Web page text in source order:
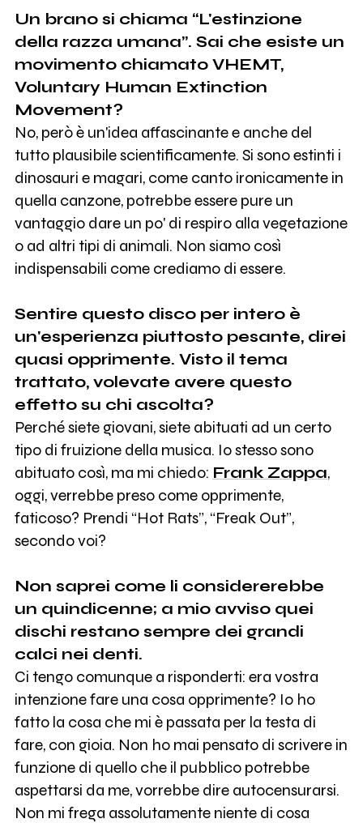
Un brano si chiama “L'estinzione
della razza umana”. Sai che esiste un
movimento chiamato VHEMT,
Voluntary Human Extinction
Movement?
No, però è un'idea affascinante e anche del
tutto plausibile scientificamente. Si sono estinti i
dinosauri e magari, come canto ironicamente in
quella canzone, potrebbe essere pure un
vantaggio dare un po' di respiro alla vegetazione
o ad altri tipi di animali. Non siamo così
indispensabili come crediamo di essere.
Sentire questo disco per intero è
un'esperienza piuttosto pesante, direi
quasi opprimente. Visto il tema
trattato, volevate avere questo
effetto su chi ascolta?
Perché siete giovani, siete abituati ad un certo
tipo di fruizione della musica. Io stesso sono
abituato così, ma mi chiedo: Frank Zappa,
oggi, verrebbe preso come opprimente,
faticoso? Prendi “Hot Rats”, “Freak Out”,
secondo voi?
Non saprei come li considererebbe
un quindicenne; a mio avviso quei
dischi restano sempre dei grandi
calci nei denti.
Ci tengo comunque a risponderti: era vostra
intenzione fare una cosa opprimente? Io ho
fatto la cosa che mi è passata per la testa di
fare, con gioia. Non ho mai pensato di scrivere in
funzione di quello che il pubblico potrebbe
aspettarsi da me, vorrebbe dire autocensurarsi.
Non mi frega assolutamente niente di cosa